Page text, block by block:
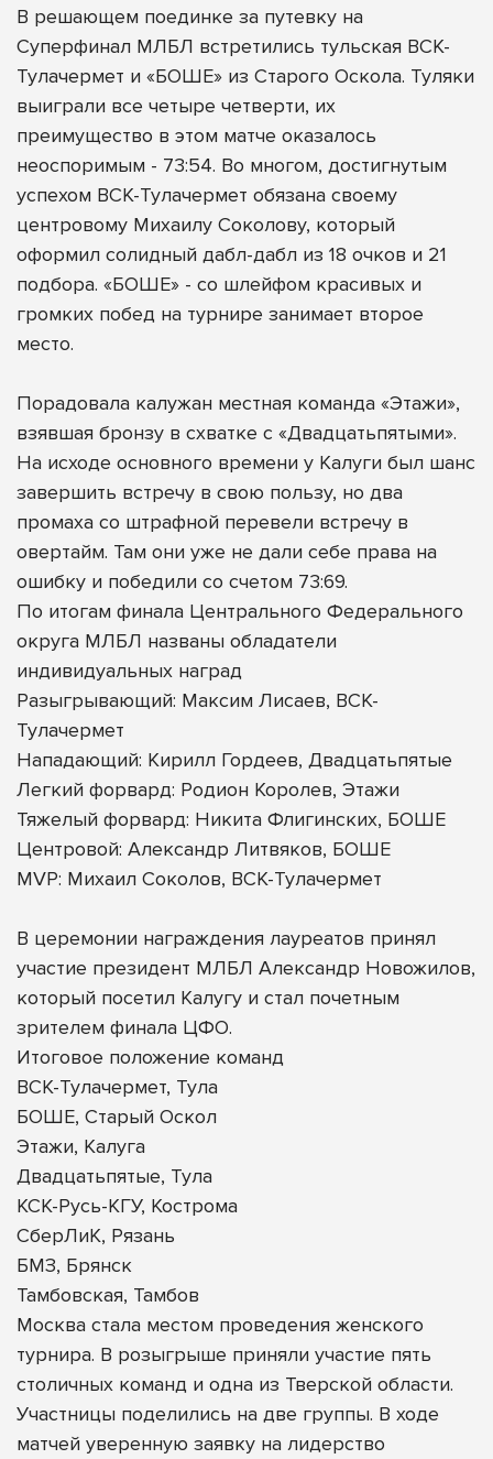
В решающем поединке за путевку на
Суперфинал МЛБЛ встретились тульская ВСК-
Тулачермет и «БОШЕ» из Старого Оскола. Туляки
выиграли все четыре четверти, их
преимущество в этом матче оказалось
неоспоримым - 73:54. Во многом, достигнутым
успехом ВСК-Тулачермет обязана своему
центровому Михаилу Соколову, который
оформил солидный дабл-дабл из 18 очков и 21
подбора. «БОШЕ» - со шлейфом красивых и
громких побед на турнире занимает второе
место.
Порадовала калужан местная команда «Этажи»,
взявшая бронзу в схватке с «Двадцатьпятыми».
На исходе основного времени у Калуги был шанс
завершить встречу в свою пользу, но два
промаха со штрафной перевели встречу в
овертайм. Там они уже не дали себе права на
ошибку и победили со счетом 73:69.
По итогам финала Центрального Федерального
округа МЛБЛ названы обладатели
индивидуальных наград
Разыгрывающий: Максим Лисаев, ВСК-
Тулачермет
Нападающий: Кирилл Гордеев, Двадцатьпятые
Легкий форвард: Родион Королев, Этажи
Тяжелый форвард: Никита Флигинских, БОШЕ
Центровой: Александр Литвяков, БОШЕ
MVP: Михаил Соколов, ВСК-Тулачермет
В церемонии награждения лауреатов принял
участие президент МЛБЛ Александр Новожилов,
который посетил Калугу и стал почетным
зрителем финала ЦФО.
Итоговое положение команд
ВСК-Тулачермет, Тула
БОШЕ, Старый Оскол
Этажи, Калуга
Двадцатьпятые, Тула
КСК-Русь-КГУ, Кострома
СберЛиК, Рязань
БМЗ, Брянск
Тамбовская, Тамбов
Москва стала местом проведения женского
турнира. В розыгрыше приняли участие пять
столичных команд и одна из Тверской области.
Участницы поделились на две группы. В ходе
матчей уверенную заявку на лидерство